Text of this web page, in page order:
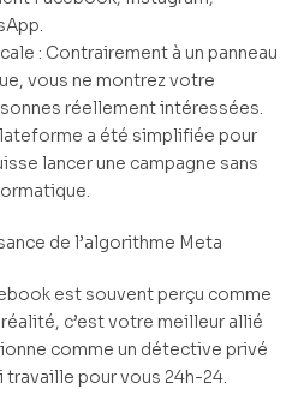
: Contrairement à un panneau
vous ne montrez votre
réellement intéressées.
a été simplifiée pour
lancer une campagne sans
de l’algorithme Meta
est souvent perçu comme
c’est votre meilleur allié
comme un détective privé
pour vous 24h-24.